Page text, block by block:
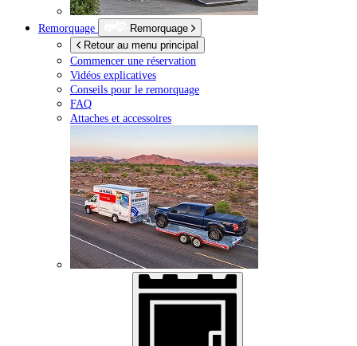
Remorquage
Remorquage
Retour au menu principal
Commencer une réservation
Vidéos explicatives
Conseils pour le remorquage
FAQ
Attaches et accessoires